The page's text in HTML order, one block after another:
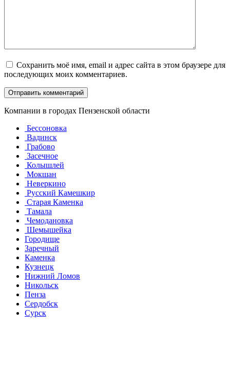
Сохранить моё имя, email и адрес сайта в этом браузере для
последующих моих комментариев.
Компании в городах Пензенской области
Бессоновка
Вадинск
Грабово
Засечное
Колышлей
Мокшан
Неверкино
Русский Камешкир
Старая Каменка
Тамала
Чемодановка
Шемышейка
Городище
Заречный
Каменка
Кузнецк
Нижний Ломов
Никольск
Пенза
Сердобск
Сурск